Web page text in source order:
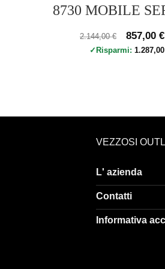
scontato 470,00 €
1.300,00 €.
è: 470,00 €.
8730 MOBILE
Prezzo originale
2.144,00€ Il prezzo
857,00 €
Risparmi:
VEZZOSI
L' azienda
Contatti
Informativa